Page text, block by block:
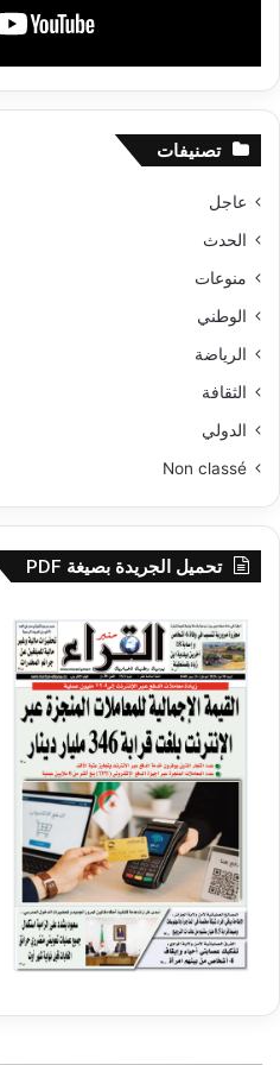
تصنيفات
عاجل
الحدث
منوعات
الوطني
الرياضة
الثقافة
الدولي
Non classé
تحميل الجريدة بصيغة PDF